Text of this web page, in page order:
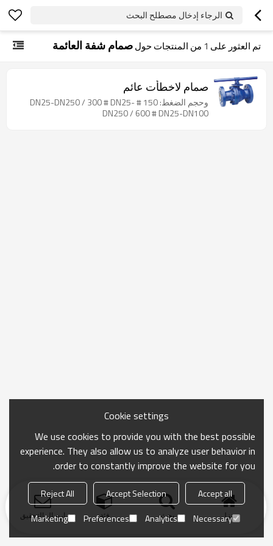
الرجاء إدخال مصطلح البحث
تم العثور على 1 من المنتجات حولصمام شفة العائمة
صمام لاخطأت عائم
وحجم الضغط: 150 # DN25-DN250 / 300 # DN25-
DN250 / 600 # DN25-DN100
منزل بحث فئة ارسال التحقيق
Cookie settings
We use cookies to provide you with the best possible
experience. They also allow us to analyze user behavior in
order to constantly improve the website for you.
Accept all
Accept Selection
Reject All
Necessary
Analytics
Preferences
Marketing